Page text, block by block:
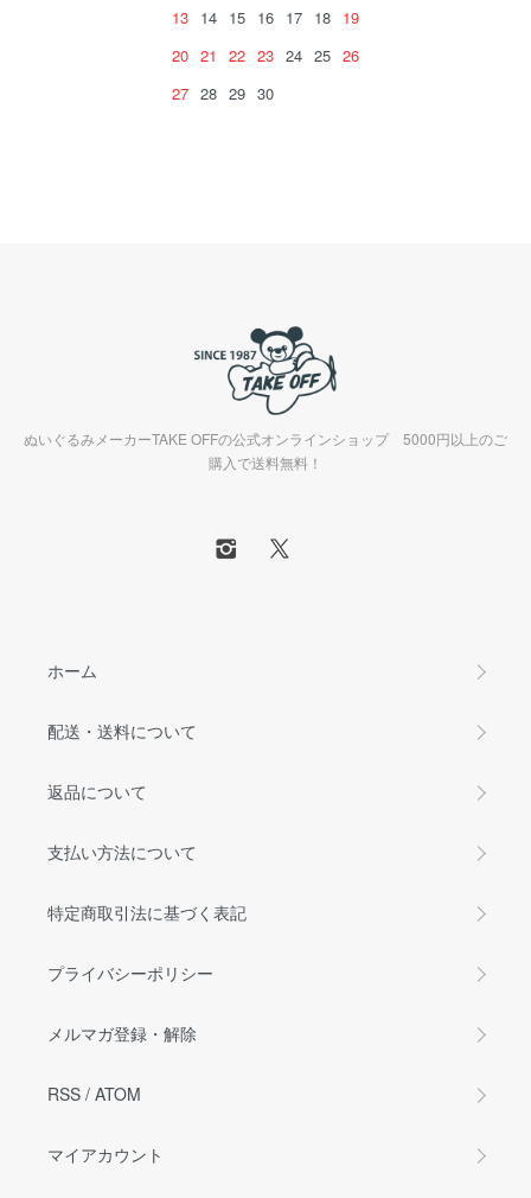
13 14 15 16 17 18 19
20 21 22 23 24 25 26
27 28 29 30
ぬいぐるみメーカーTAKE OFFの公式オンラインショップ 5000円以上のご
購入で送料無料！
ホーム
配送・送料について
返品について
支払い方法について
特定商取引法に基づく表記
プライバシーポリシー
メルマガ登録・解除
RSS / ATOM
マイアカウント